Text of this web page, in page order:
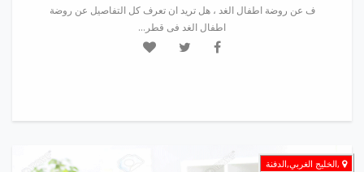
ف عن روضة اطفال الغد ، هل تريد ان تعرف كل التفاصيل عن روضة
اطفال الغد فى قطر...
,الخليج الغربي,الدفنة